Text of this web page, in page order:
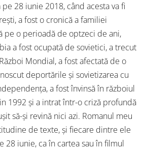
28 iunie 2018, când acesta va fi
a fost o cronică a familiei
pe o perioadă de optzeci de ani,
a fost ocupată de sovietici, a trecut
Mondial, a fost afectată de o
deportările și sovietizarea cu
a fost învinsă în războiul
1992 și a intrat într-o criză profundă
să-și revină nici azi. Romanul meu
de texte, și fiecare dintre ele
28 iunie, ca în cartea sau în filmul